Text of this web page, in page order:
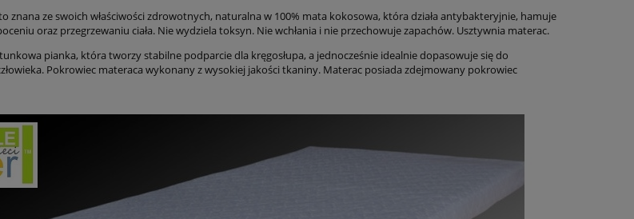
znana ze swoich właściwości zdrowotnych, naturalna w 100% mata kokosowa, która działa antybakteryjnie, hamuje
oraz przegrzewaniu ciała. Nie wydziela toksyn. Nie wchłania i nie przechowuje zapachów. Usztywnia materac.
pianka, która tworzy stabilne podparcie dla kręgosłupa, a jednocześnie idealnie dopasowuje się do
Pokrowiec materaca wykonany z wysokiej jakości tkaniny. Materac posiada zdejmowany pokrowiec